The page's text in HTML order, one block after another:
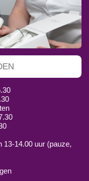
13-14.00 uur (pauze,